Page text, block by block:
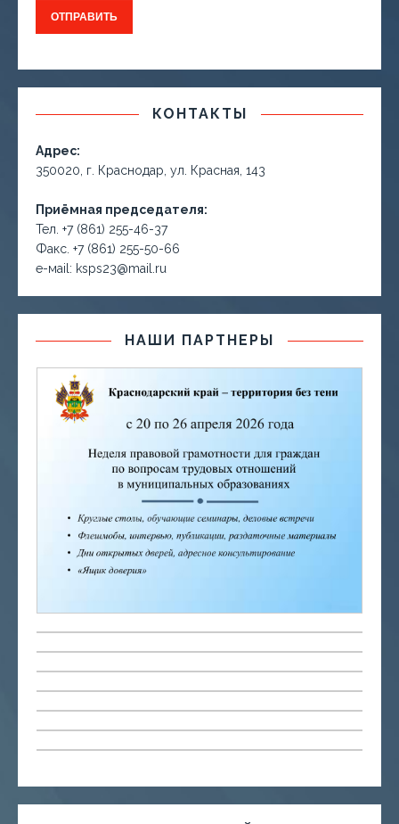
КОНТАКТЫ
Адрес:
350020, г. Краснодар, ул. Красная, 143
Приёмная председателя:
Тел. +7 (861) 255-46-37
Факс. +7 (861) 255-50-66
е-маil: ksps23@mail.ru
НАШИ ПАРТНЕРЫ